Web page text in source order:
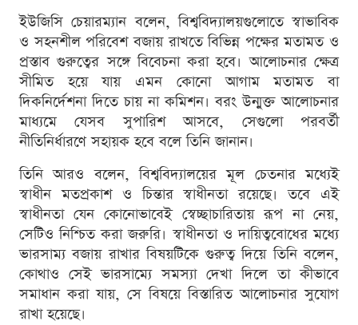
ইউজিসি চেয়ারম্যান বলেন, বিশ্ববিদ্যালয়গুলোতে স্বাভাবিক
ও সহনশীল পরিবেশ বজায় রাখতে বিভিন্ন পক্ষের মতামত ও
প্রস্তাব গুরুত্বের সঙ্গে বিবেচনা করা হবে। আলোচনার ক্ষেত্র
সীমিত হয়ে যায় এমন কোনো আগাম মতামত বা
দিকনির্দেশনা দিতে চায় না কমিশন। বরং উন্মুক্ত আলোচনার
মাধ্যমে যেসব সুপারিশ আসবে, সেগুলো পরবর্তী
নীতিনির্ধারণে সহায়ক হবে বলে তিনি জানান।
তিনি আরও বলেন, বিশ্ববিদ্যালয়ের মূল চেতনার মধ্যেই
স্বাধীন মতপ্রকাশ ও চিন্তার স্বাধীনতা রয়েছে। তবে এই
স্বাধীনতা যেন কোনোভাবেই স্বেচ্ছাচারিতায় রূপ না নেয়,
সেটিও নিশ্চিত করা জরুরি। স্বাধীনতা ও দায়িত্ববোধের মধ্যে
ভারসাম্য বজায় রাখার বিষয়টিকে গুরুত্ব দিয়ে তিনি বলেন,
কোথাও সেই ভারসাম্যে সমস্যা দেখা দিলে তা কীভাবে
সমাধান করা যায়, সে বিষয়ে বিস্তারিত আলোচনার সুযোগ
রাখা হয়েছে।